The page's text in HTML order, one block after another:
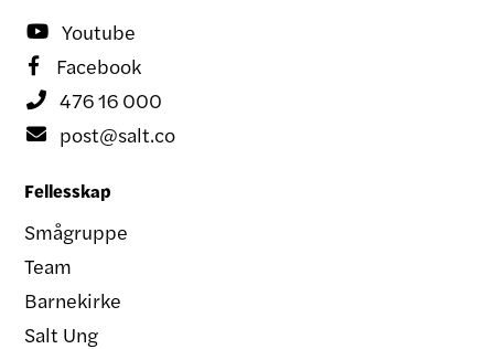
 Youtube
 Facebook
 476 16 000
 post@salt.co
Fellesskap
Smågruppe
Team
Barnekirke
Salt Ung